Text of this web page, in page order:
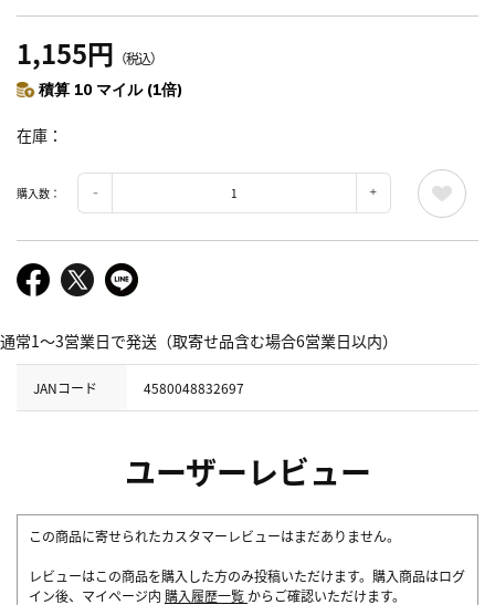
1,155円 （税込）
積算 10 マイル (1倍)
在庫
購入数：
通常1～3営業日で発送（取寄せ品含む場合6営業日以内）
JANコード 4580048832697
ユーザーレビュー
この商品に寄せられたカスタマーレビューはまだありません。
レビューはこの商品を購入した方のみ投稿いただけます。購入商品はログ
イン後、マイページ内 購入履歴一覧 からご確認いただけます。